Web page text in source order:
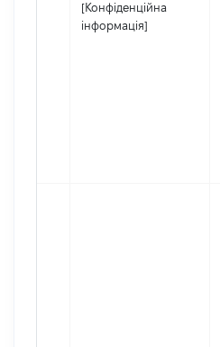
[Конфіденційна
інформація]